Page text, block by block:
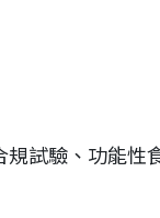
試驗、功能性